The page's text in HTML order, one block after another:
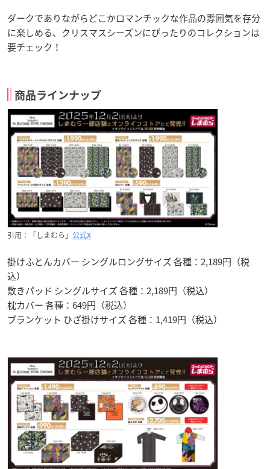
ダークでありながらどこかロマンチックな作品の雰囲気を存分
に楽しめる、クリスマスシーズンにぴったりのコレクションは
要チェック！
商品ラインナップ
引用：「しまむら」 公式X
掛けふとんカバー シングルロングサイズ 各種：2,189円（税
込）
敷きパッド シングルサイズ 各種：2,189円（税込）
枕カバー 各種：649円（税込）
ブランケット ひざ掛けサイズ 各種：1,419円（税込）